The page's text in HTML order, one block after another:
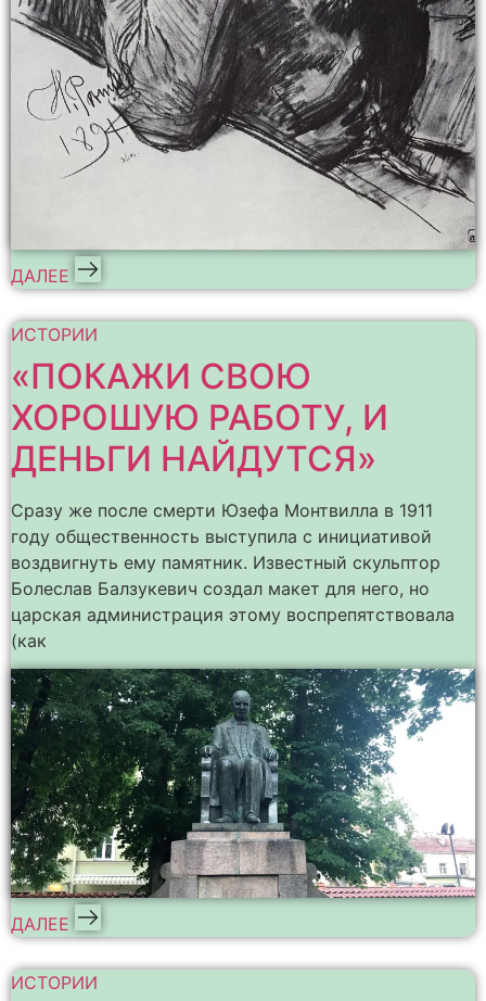
ДАЛЕЕ
ИСТОРИИ
«ПОКАЖИ СВОЮ
ХОРОШУЮ РАБОТУ, И
ДЕНЬГИ НАЙДУТСЯ»
Сразу же после смерти Юзефа Монтвилла в 1911
году общественность выступила с инициативой
воздвигнуть ему памятник. Известный скульптор
Болеслав Балзукевич создал макет для него, но
царская администрация этому воспрепятствовала
(как
ДАЛЕЕ
ИСТОРИИ